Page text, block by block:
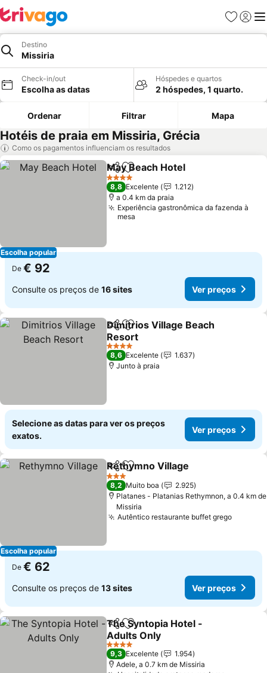
Favoritos
Iniciar
Destino
Missiria
Check-in/out
Escolha as datas
Hóspedes e quartos
2 hóspedes, 1 quarto.
Ordenar Filtrar Mapa
Hotéis de praia em Missiria, Grécia
Como os pagamentos influenciam os resultados
Escolha popular
PartilharAdicionar aos favoritos
May Beach Hotel
4 Estrelas
8,8 Excelente
1.212
a 0.4 km da praia
Experiência gastronômica da fazenda à
mesa
De € 92
Consulte os preços de 16 sites Ver preços
PartilharAdicionar aos favoritos
Dimitrios Village Beach
Resort
Ver preços
4 Estrelas
8,6 Excelente
1.637
Junto à praia
Selecione as datas para ver os preços
exatos.
Ver preços
Escolha popular
PartilharAdicionar aos favoritos
Rethymno Village
3 Estrelas
8,2 Muito boa
2.925
Platanes - Platanias Rethymnon, a 0.4 km de
Missiria
Autêntico restaurante buffet gregoVer
De € 62
Consulte os preços de 13 sites Ver preços
PartilharAdicionar aos favoritos
The Syntopia Hotel -
Adults Only
Ver preços
4 Estrelas
9,3 Excelente
1.954
Adele, a 0.7 km de Missiria